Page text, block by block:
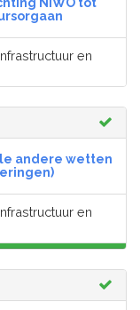
NIWO tot
en
andere wetten
en